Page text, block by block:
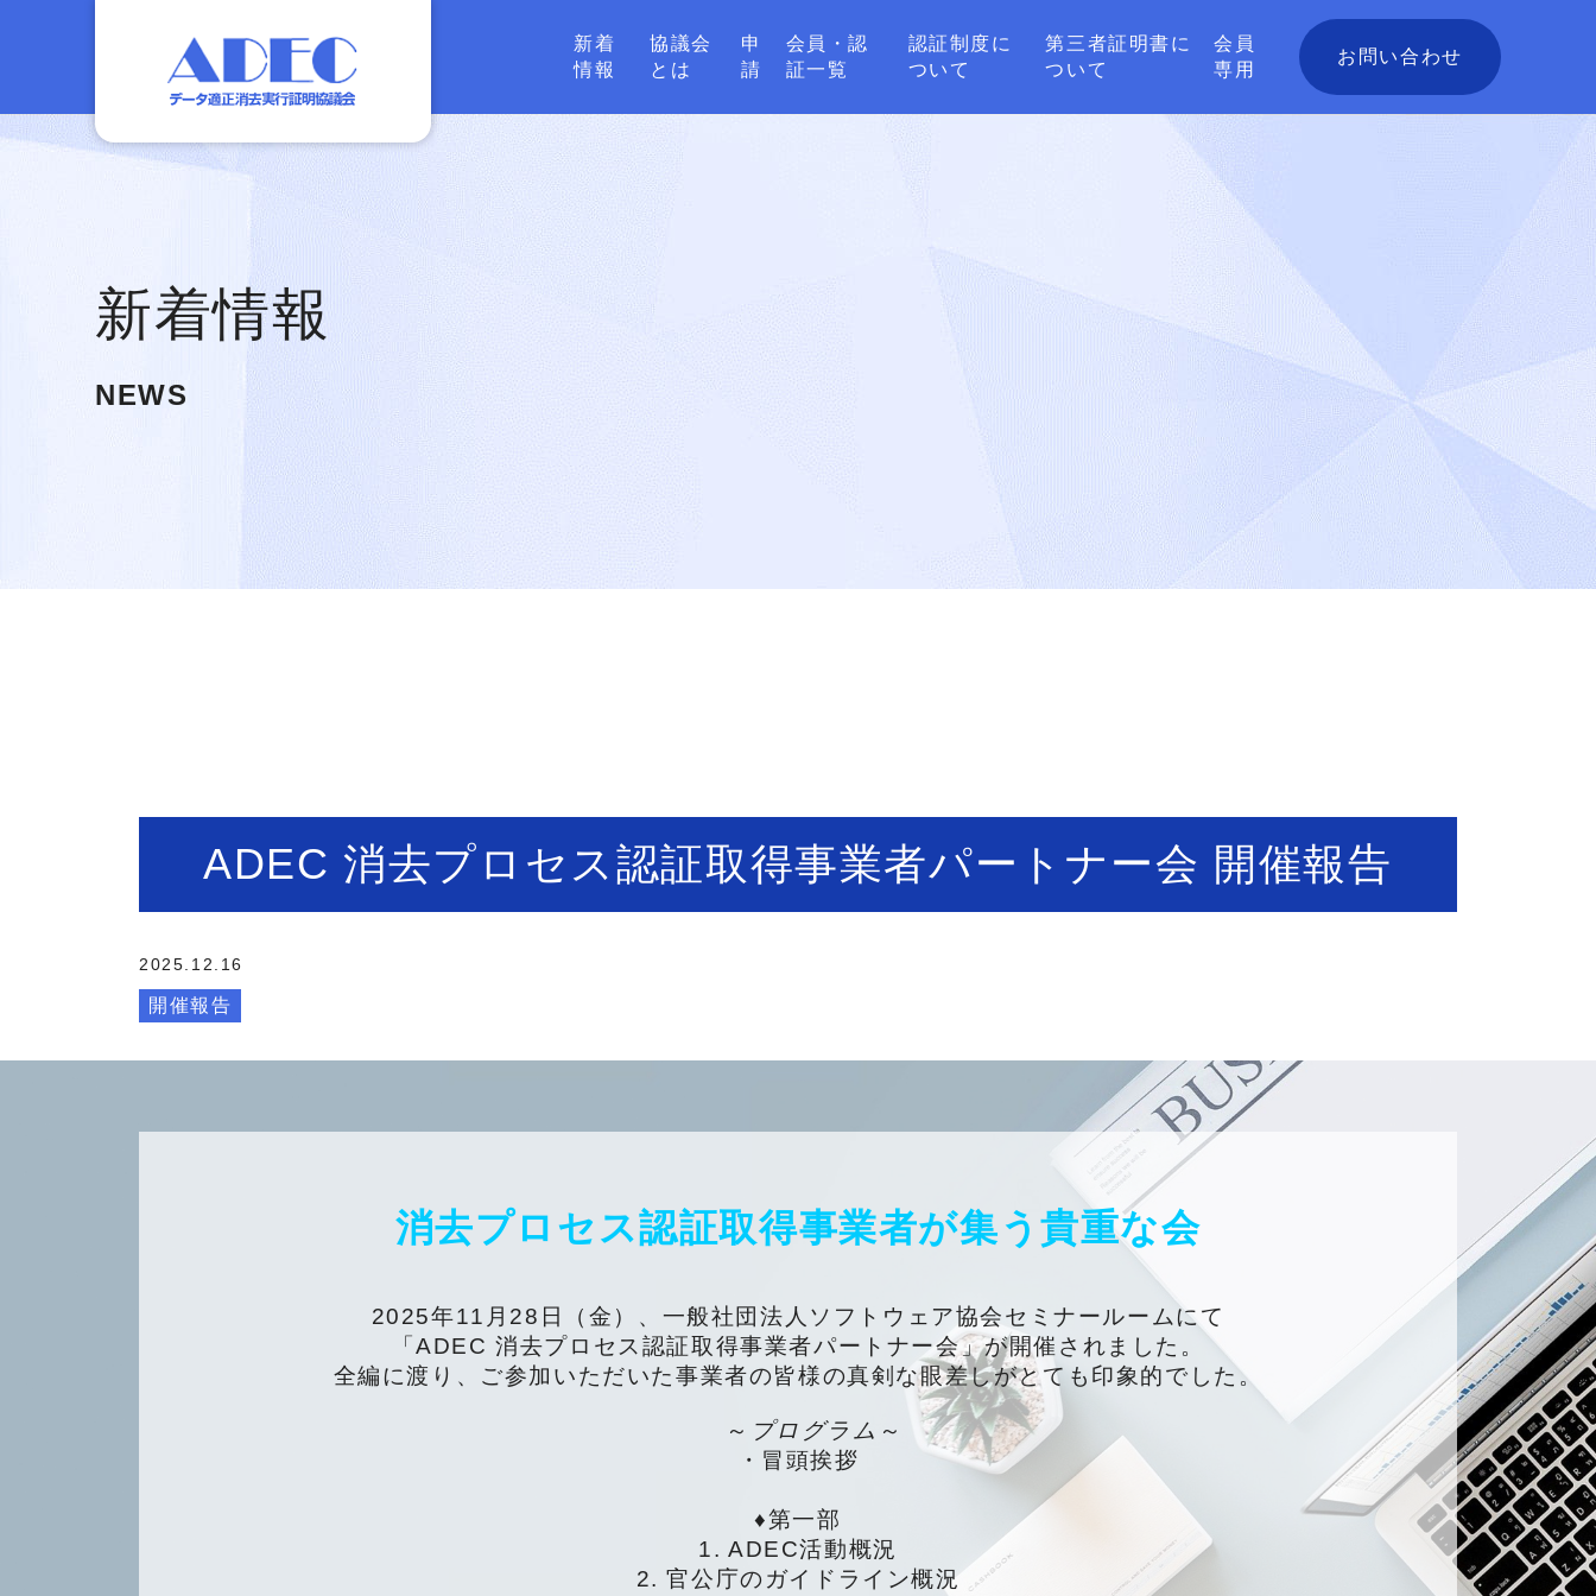
新着
情報
協議会
とは
申
請
会員・認
証一覧
認証制度に
ついて
第三者証明書に
ついて
会員
専用
お問い合わせ
新着情報
NEWS
ADEC 消去プロセス認証取得事業者パートナー会 開催報告
2025.12.16
開催報告
消去プロセス認証取得事業者が集う貴重な会
2025年11月28日（金）、一般社団法人ソフトウェア協会セミナールームにて
「ADEC 消去プロセス認証取得事業者パートナー会」が開催されました。
全編に渡り、ご参加いただいた事業者の皆様の真剣な眼差しがとても印象的でした。
～ プログラム ～
・冒頭挨拶
♦第一部
1. ADEC活動概況
2. 官公庁のガイドライン概況